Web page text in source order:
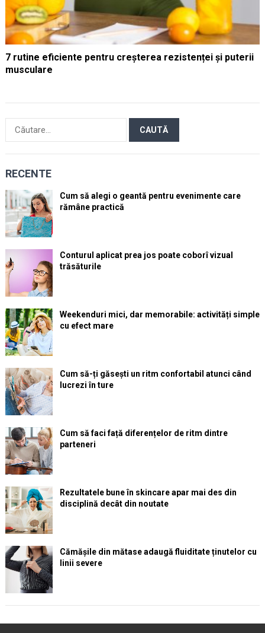
7 rutine eficiente pentru creșterea rezistenței și puterii
musculare
Caută
RECENTE
Cum să alegi o geantă pentru evenimente care
rămâne practică
Conturul aplicat prea jos poate coborî vizual
trăsăturile
Weekenduri mici, dar memorabile: activități simple
cu efect mare
Cum să-ți găsești un ritm confortabil atunci când
lucrezi în ture
Cum să faci față diferențelor de ritm dintre
parteneri
Rezultatele bune în skincare apar mai des din
disciplină decât din noutate
Cămășile din mătase adaugă fluiditate ținutelor cu
linii severe